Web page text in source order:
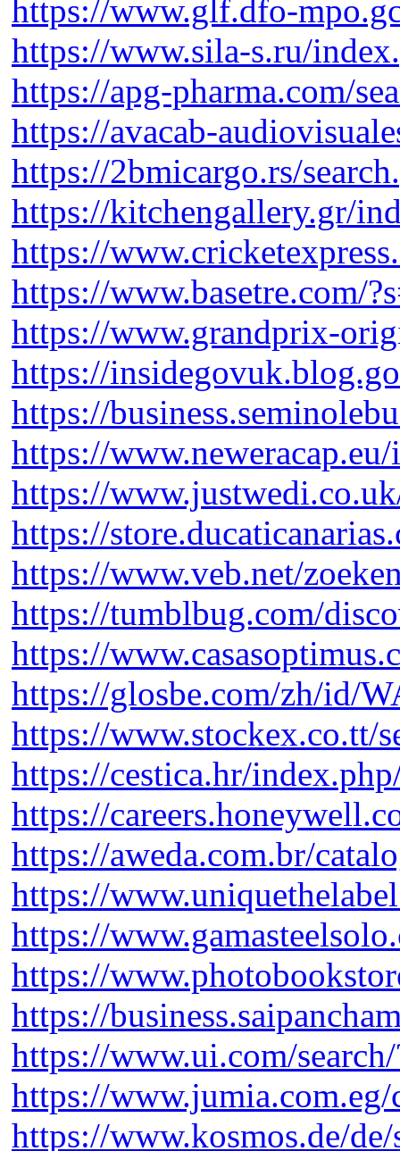
https://www.glf.dfo-
https://www.sila-s.ru/
https://apg-pharma.com/
https://avacab-
https://2bmicargo.rs/
https://kitchengallery.gr/
https://
https://www.basetre.com/
https://www.grandprix-
https://
https://
https://
https://
https://
https://www.veb.net/
https://tumblbug.com/
https://
https://glosbe.com/zh/id/
https://www.stockex.co.tt/
https://cestica.hr/
https://
https://aweda.com.br/
https://
https://
https://
https://
https://www.ui.com/
https://
https://www.kosmos.de/